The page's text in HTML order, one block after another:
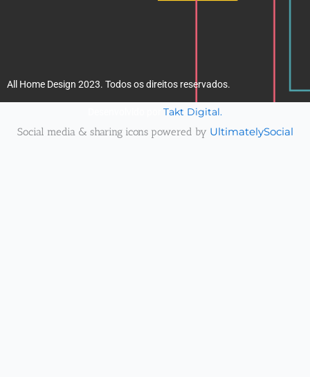
All Home Design 2023. Todos os direitos reservados.
Takt Digital.
Social media & sharing icons powered by UltimatelySocial